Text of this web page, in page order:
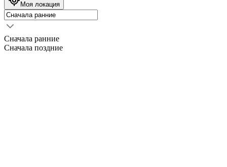
Моя локация
Сначала ранние
Сначала поздние